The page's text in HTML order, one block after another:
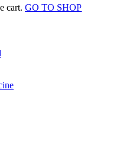
cart. GO TO SHOP